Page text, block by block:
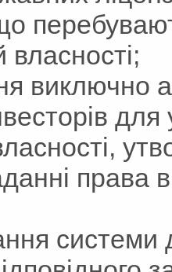
власності;
виключно
для
права
системи